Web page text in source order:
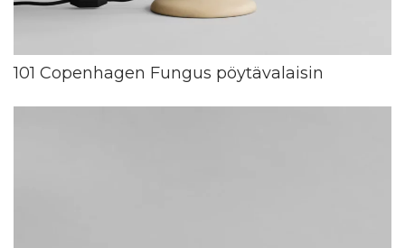
101 Copenhagen Fungus pöytävalaisin